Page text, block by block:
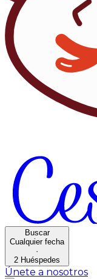
Buscar
Cualquier fecha
·
2 Huéspedes
Únete a nosotros